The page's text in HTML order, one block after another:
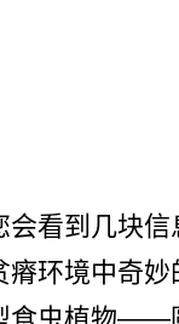
会看到几块信
瘠环境中奇妙